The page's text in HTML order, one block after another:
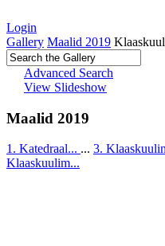
Login
Gallery Maalid 2019
Advanced Search
View Slideshow
Maalid 2019
1. Katedraal... ... 3.
Klaaskuulim...